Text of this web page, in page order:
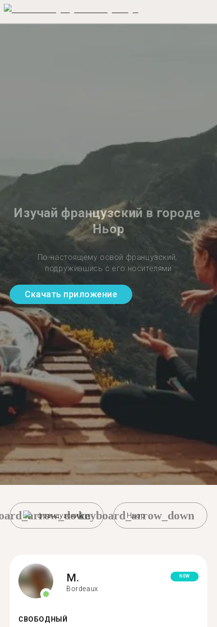
Изучай французский в городе
Ньор
По-настоящему освой французский,
подружившись с его носителями
Скачать приложение
французский Ньор
keyboard_arrow_down
M.
Bordeaux
NEW
СВОБОДНЫЙ